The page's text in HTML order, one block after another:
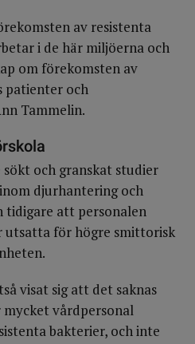
av resistenta
i de här miljöerna och
om förekomsten av
patienter och
Tammelin.
och granskat studier
djurhantering och
tidigare att personalen
utsatta för högre smittorisk
visat sig att det saknas
vårdpersonal
bakterier, och inte